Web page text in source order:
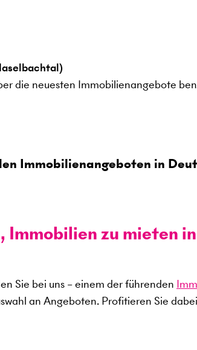
die neuesten Immobilienangebote
Immobilienangeboten in
zu mieten
Sie bei uns – einem der führenden
an Angeboten. Profitieren Sie